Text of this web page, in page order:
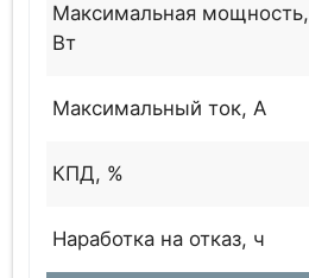
Максимальная мощность,
Вт
Максимальный ток, А
КПД, %
Наработка на отказ, ч